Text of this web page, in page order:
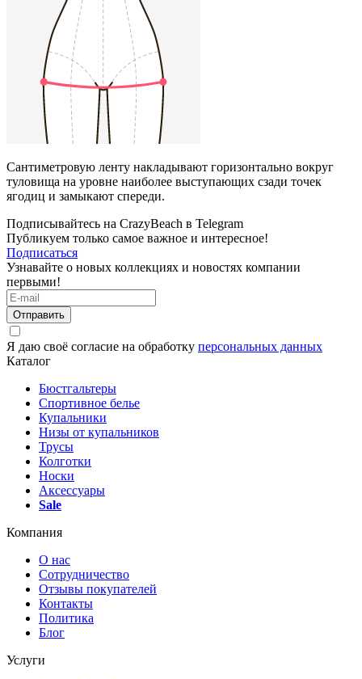
Сантиметровую ленту накладывают горизонтально вокруг
туловища на уровне наиболее выступающих сзади точек
ягодиц и замыкают спереди.
Подписывайтесь на CrazyBeach в Telegram
Публикуем только самое важное и интересное!
Подписаться
Узнавайте о новых коллекциях и новостях компании
первыми!
Отправить
Я даю своё согласие на обработку персональных данных
Каталог
Бюстгальтеры
Спортивное белье
Купальники
Низы от купальников
Трусы
Колготки
Носки
Аксессуары
Sale
Компания
О нас
Сотрудничество
Отзывы покупателей
Контакты
Политика
Блог
Услуги